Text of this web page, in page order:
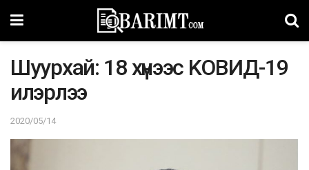
Шуурхай: 18 хүнээс KOВИД-19
илэрлээ
2020/05/14